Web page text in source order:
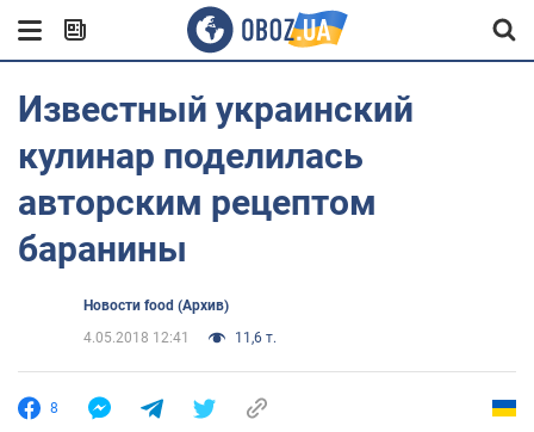
Известный украинский
кулинар поделилась
авторским рецептом
баранины
Новости food (Архив)
4.05.2018 12:41
11,6 т.
8